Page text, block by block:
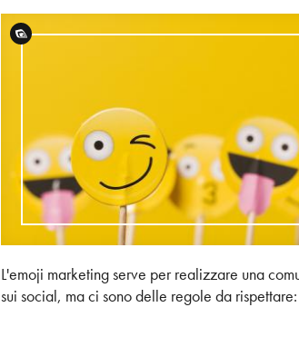
L'emoji marketing serve per realizzare una
sui social, ma ci sono delle regole da